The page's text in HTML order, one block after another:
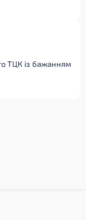
ТЦК із бажанням